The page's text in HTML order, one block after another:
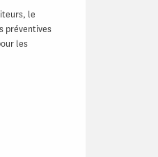
le
préventives
les